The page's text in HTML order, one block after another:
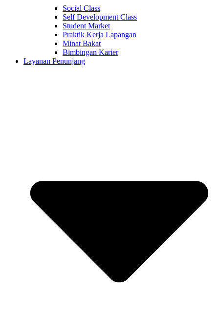
Social Class
Self Development Class
Student Market
Praktik Kerja Lapangan
Minat Bakat
Bimbingan Karier
Layanan Penunjang